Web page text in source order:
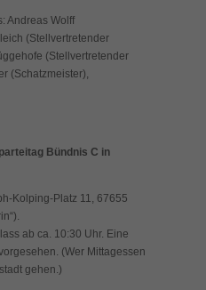
Andreas Wolff
(Stellvertretender
(Stellvertretender
(Schatzmeister),
Bündnis C in
Kolping-Platz 11, 67655
ab ca. 10:30 Uhr. Eine
(Wer Mittagessen
gehen.)
Speichern
Funktionen und sind für
erforderlich.
Media-Plattformen werden
von externen Medien akzeptiert